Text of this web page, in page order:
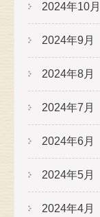
2024年10月
2024年9月
2024年8月
2024年7月
2024年6月
2024年5月
2024年4月